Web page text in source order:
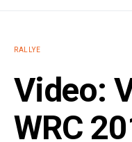
RALLYE
Video:
WRC